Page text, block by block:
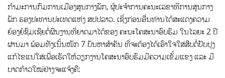
ກຳມະການກົມການເມືອງສູນກາງພັກ, ຜູ້ປະຈຳການຄະນະເລຂາທິການສູນກາງ
ພັກ ຮອງປະທານປະເທດແຫ່ງ ສປປລາວ. ເຊິ່ງກ່ອນອື່ນທ່ານໄດ້ສະແດງຄວາມ
ຍ້ອງຍໍຊົມເຊີຍຕໍ່ຜົນງານທີ່ຍາດມາໄດ້ຂອງ ຄະນະໂຄສະນາອົບຮົມ ໃນໄລຍະ 2 ປີ
ຜ່ານມາ ພ້ອມທັງເນັ້ນໜັກ 7 ບັນຫາສໍາຄັນ ທີ່ຈະຕ້ອງໄດ້ເອົາໃຈໃສ່ສືບຕໍ່ປັບປຸງ
ແກ້ໄຂແນ່ໃສ່ເພື່ອເຮັດໃຫ້ວຽກງານໂຄສະນາອົບຮົມມີຄວາມເຂັ້ມແຂງ ແລະ ມີ
ບາດກ້າວໃໝ່ຢ່າງຈະແຈ້ງຄື: